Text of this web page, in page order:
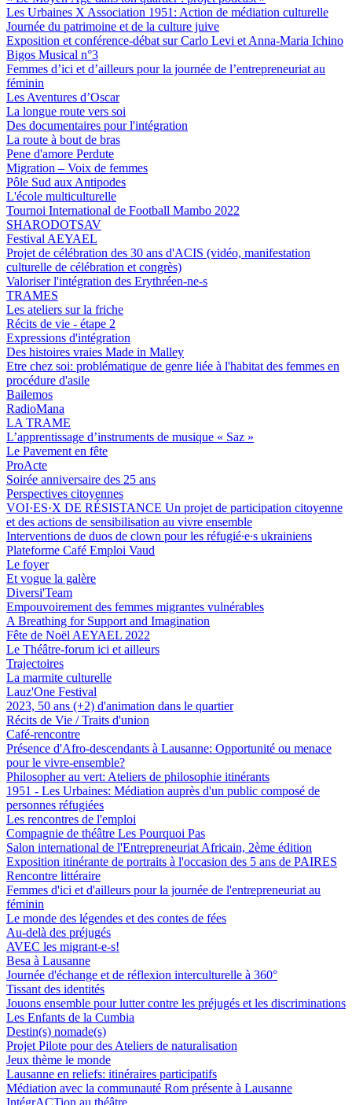
Les Urbaines X Association 1951: Action de médiation culturelle
Journée du patrimoine et de la culture juive
Exposition et conférence-débat sur Carlo Levi et Anna-Maria Ichino
Bigos Musical n°3
Femmes d’ici et d’ailleurs pour la journée de l’entrepreneuriat au
féminin
Les Aventures d’Oscar
La longue route vers soi
Des documentaires pour l'intégration
La route à bout de bras
Pene d'amore Perdute
Migration – Voix de femmes
Pôle Sud aux Antipodes
L'école multiculturelle
Tournoi International de Football Mambo 2022
SHARODOTSAV
Festival AEYAEL
Projet de célébration des 30 ans d'ACIS (vidéo, manifestation
culturelle de célébration et congrès)
Valoriser l'intégration des Erythréen-ne-s
TRAMES
Les ateliers sur la friche
Récits de vie - étape 2
Expressions d'intégration
Des histoires vraies Made in Malley
Etre chez soi: problématique de genre liée à l'habitat des femmes en
procédure d'asile
Bailemos
RadioMana
LA TRAME
L’apprentissage d’instruments de musique « Saz »
Le Pavement en fête
ProActe
Soirée anniversaire des 25 ans
Perspectives citoyennes
VOI·ES·X DE RÉSISTANCE Un projet de participation citoyenne
et des actions de sensibilisation au vivre ensemble
Interventions de duos de clown pour les réfugié∙e∙s ukrainiens
Plateforme Café Emploi Vaud
Le foyer
Et vogue la galère
Diversi'Team
Empouvoirement des femmes migrantes vulnérables
A Breathing for Support and Imagination
Fête de Noël AEYAEL 2022
Le Théâtre-forum ici et ailleurs
Trajectoires
La marmite culturelle
Lauz'One Festival
2023, 50 ans (+2) d'animation dans le quartier
Récits de Vie / Traits d'union
Café-rencontre
Présence d'Afro-descendants à Lausanne: Opportunité ou menace
pour le vivre-ensemble?
Philosopher au vert: Ateliers de philosophie itinérants
1951 - Les Urbaines: Médiation auprès d'un public composé de
personnes réfugiées
Les rencontres de l'emploi
Compagnie de théâtre Les Pourquoi Pas
Salon international de l'Entrepreneuriat Africain, 2ème édition
Exposition itinérante de portraits à l'occasion des 5 ans de PAIRES
Rencontre littéraire
Femmes d'ici et d'ailleurs pour la journée de l'entrepreneuriat au
féminin
Le monde des légendes et des contes de fées
Au-delà des préjugés
AVEC les migrant-e-s!
Besa à Lausanne
Journée d'échange et de réflexion interculturelle à 360°
Tissant des identités
Jouons ensemble pour lutter contre les préjugés et les discriminations
Les Enfants de la Cumbia
Destin(s) nomade(s)
Projet Pilote pour des Ateliers de naturalisation
Jeux thème le monde
Lausanne en reliefs: itinéraires participatifs
Médiation avec la communauté Rom présente à Lausanne
IntégrACTion au théâtre